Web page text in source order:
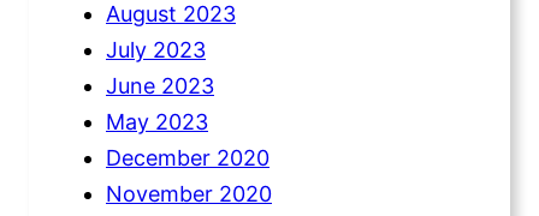
August 2023
July 2023
June 2023
May 2023
December 2020
November 2020